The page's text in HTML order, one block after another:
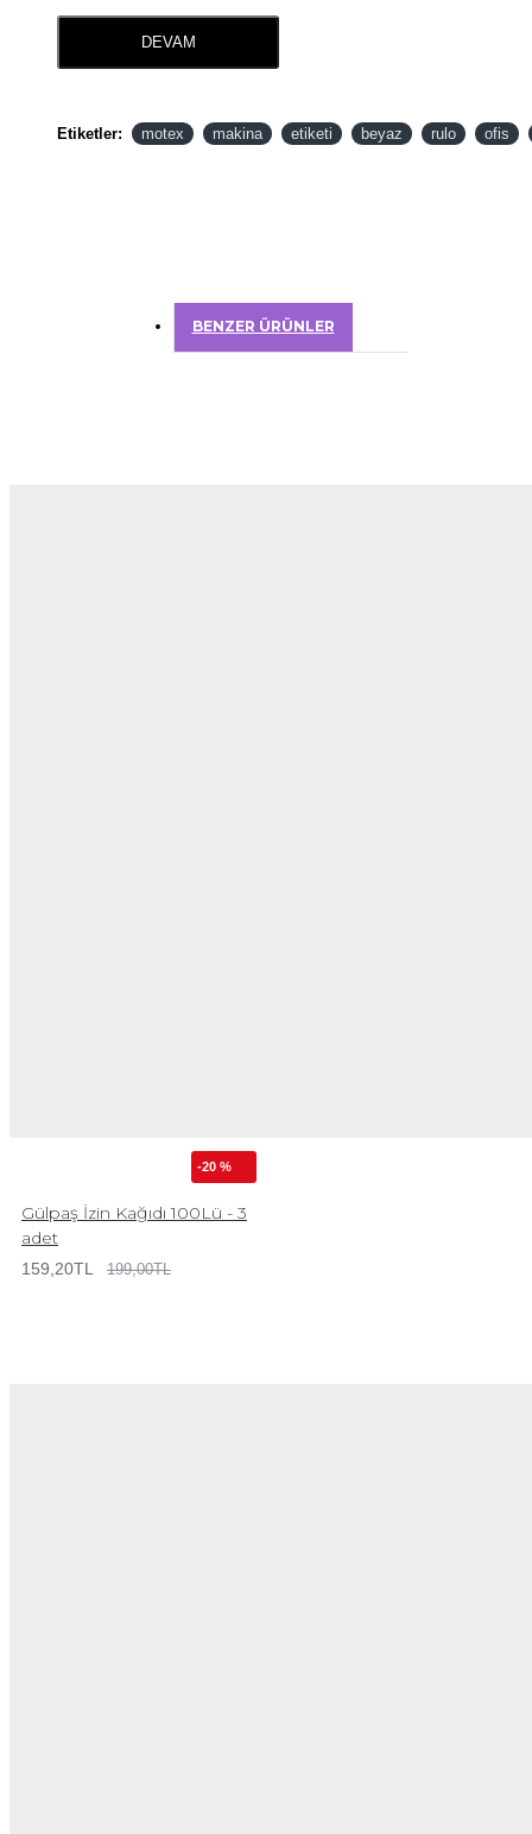
DEVAM
Etiketler: motex makina etiketi beyaz rulo ofis
BENZER ÜRÜNLER
-20 %
Gülpaş İzin Kağıdı 100Lü - 3
adet
159,20TL 199,00TL